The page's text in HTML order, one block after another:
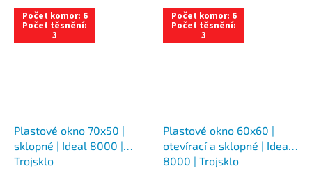
Počet komor: 6
Počet těsnění:
3
Plastové okno 70x50 |
sklopné | Ideal 8000 |
Trojsklo
Počet komor: 6
Počet těsnění:
3
Plastové okno 60x60 |
otevírací a sklopné | Ideal
8000 | Trojsklo